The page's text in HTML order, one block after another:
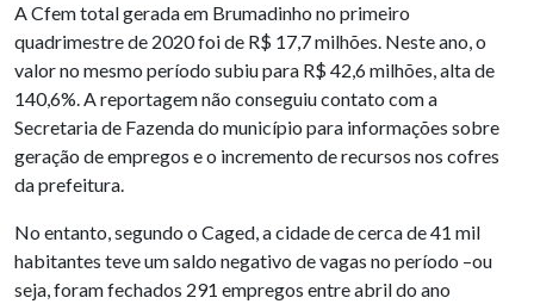
A Cfem total gerada em Brumadinho no primeiro
quadrimestre de 2020 foi de R$ 17,7 milhões. Neste ano, o
valor no mesmo período subiu para R$ 42,6 milhões, alta de
140,6%. A reportagem não conseguiu contato com a
Secretaria de Fazenda do município para informações sobre
geração de empregos e o incremento de recursos nos cofres
da prefeitura.
No entanto, segundo o Caged, a cidade de cerca de 41 mil
habitantes teve um saldo negativo de vagas no período –ou
seja, foram fechados 291 empregos entre abril do ano